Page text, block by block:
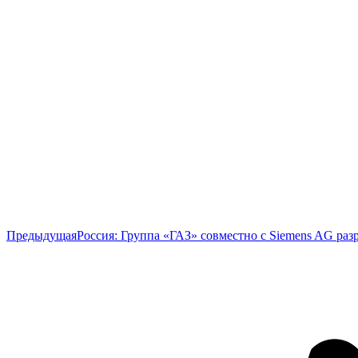
ПредыдущаяПредыдущая
Россия: Группа «ГАЗ» совместно с Siemens AG